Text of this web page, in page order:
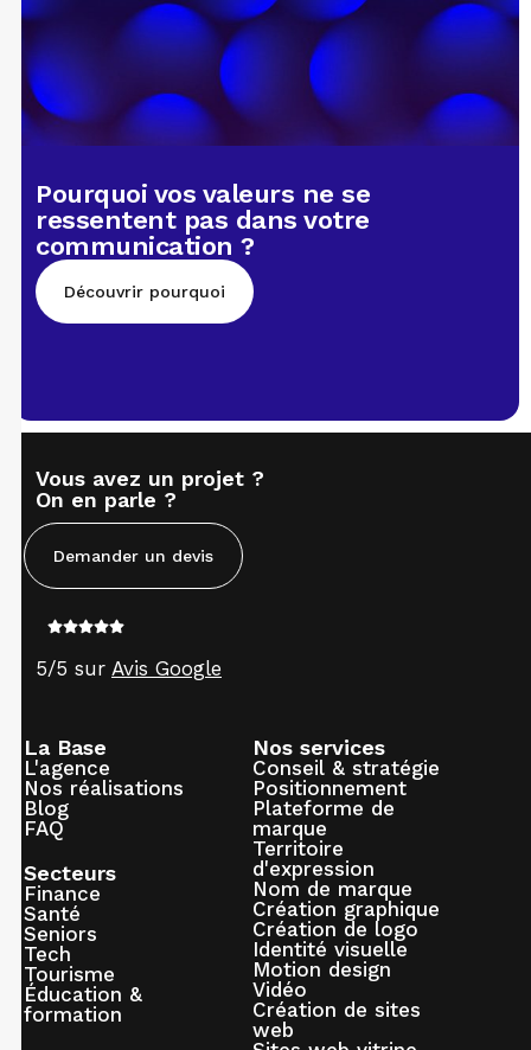
Pourquoi vos valeurs ne se
ressentent pas dans votre
communication ?
Découvrir pourquoi
Vous avez un projet ?
On en parle ?
Demander un devis
5/5 sur Avis Google
La Base
L'agence
Nos réalisations
Blog
FAQ
Secteurs
Finance
Santé
Seniors
Tech
Tourisme
Éducation &
formation
Nos services
Conseil & stratégie
Positionnement
Plateforme de
marque
Territoire
d'expression
Nom de marque
Création graphique
Création de logo
Identité visuelle
Motion design
Vidéo
Création de sites
web